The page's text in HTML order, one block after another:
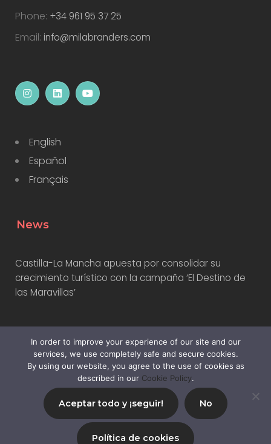
Phone: +34 961 95 37 25
Email: info@milabranders.com
English
Español
Français
News
Castilla-La Mancha apuesta por consolidar su
crecimiento turístico con la campaña ‘El Destino de
las Maravillas’
internacional con influencers
Mila Branders SL|Privacy Policy|
In order to improve your experience of our site and our
services, we use completely safe and secure cookies.
By using our website, you agree to the use of cookies as
described in our Cookie Policy.
Aceptar todo y ¡seguir! No
Política de cookies